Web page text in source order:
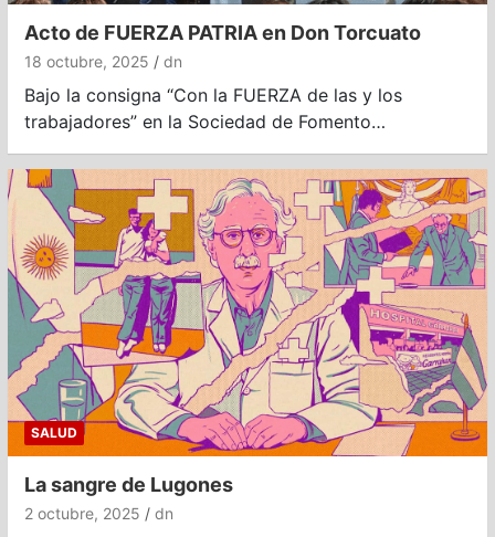
Acto de FUERZA PATRIA en Don Torcuato
18 octubre, 2025 dn
Bajo la consigna “Con la FUERZA de las y los
trabajadores” en la Sociedad de Fomento…
SALUD
La sangre de Lugones
2 octubre, 2025 dn